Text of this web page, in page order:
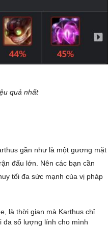
quả nhất
gần như là một gương mặt
đấu lớn. Nên các bạn cần
tối đa sức mạnh của vị pháp
là thời gian mà Karthus chỉ
đa số lượng lính cho mình